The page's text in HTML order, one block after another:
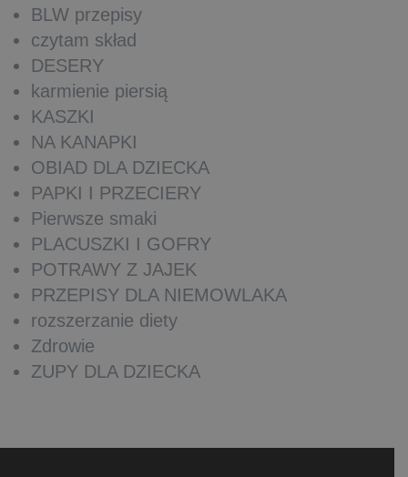
BLW przepisy
czytam skład
DESERY
karmienie piersią
KASZKI
NA KANAPKI
OBIAD DLA DZIECKA
PAPKI I PRZECIERY
Pierwsze smaki
PLACUSZKI I GOFRY
POTRAWY Z JAJEK
PRZEPISY DLA NIEMOWLAKA
rozszerzanie diety
Zdrowie
ZUPY DLA DZIECKA